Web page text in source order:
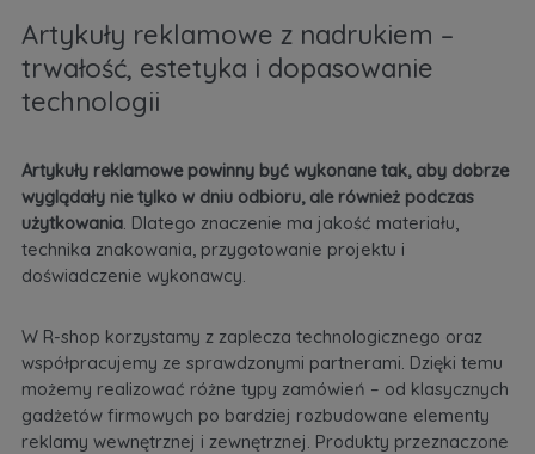
Artykuły reklamowe z nadrukiem –
trwałość, estetyka i dopasowanie
technologii
Artykuły reklamowe powinny być wykonane tak, aby dobrze
wyglądały nie tylko w dniu odbioru, ale również podczas
użytkowania. Dlatego znaczenie ma jakość materiału,
technika znakowania, przygotowanie projektu i
doświadczenie wykonawcy.
W R-shop korzystamy z zaplecza technologicznego oraz
współpracujemy ze sprawdzonymi partnerami. Dzięki temu
możemy realizować różne typy zamówień – od klasycznych
gadżetów firmowych po bardziej rozbudowane elementy
reklamy wewnętrznej i zewnętrznej. Produkty przeznaczone